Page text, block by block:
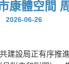
康體空間
2026-06-26
建設局正有序推